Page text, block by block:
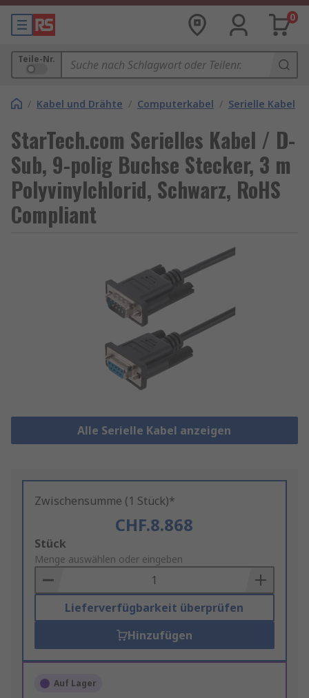
0
Teile-Nr.
/ Kabel und Drähte / Computerkabel / Serielle Kabel
StarTech.com Serielles Kabel / D-
Sub, 9-polig Buchse Stecker, 3 m
Polyvinylchlorid, Schwarz, RoHS
Compliant
Alle Serielle Kabel anzeigen
Zwischensumme (1 Stück)*
CHF.8.868
Add
to
Basket
Stück
Menge auswählen oder eingeben
Lieferverfügbarkeit überprüfen
Hinzufügen
Auf Lager